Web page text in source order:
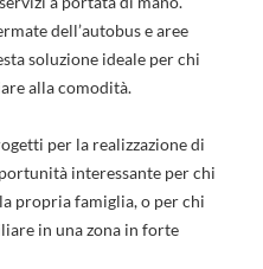
dell’autobus e aree
soluzione ideale per chi
alla comodità.
per la realizzazione di
interessante per chi
propria famiglia, o per chi
in una zona in forte